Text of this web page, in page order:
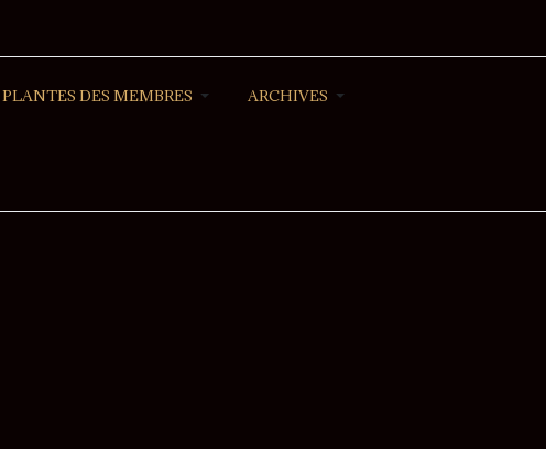
PLANTES DES MEMBRES ARCHIVES